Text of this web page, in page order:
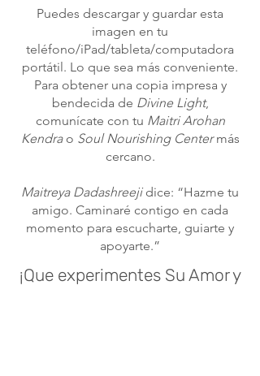
Puedes descargar y guardar esta
imagen en tu
teléfono/iPad/tableta/computadora
portátil. Lo que sea más conveniente.
Para obtener una copia impresa y
bendecida de Divine Light,
comunícate con tu Maitri Arohan
Kendrao Soul Nourishing Centermás
cercano.
Maitreya Dadashreejidice: “Hazme tu
amigo. Caminaré contigo en cada
momento para escucharte, guiarte y
apoyarte.”
¡Que experimentes Su Amor y